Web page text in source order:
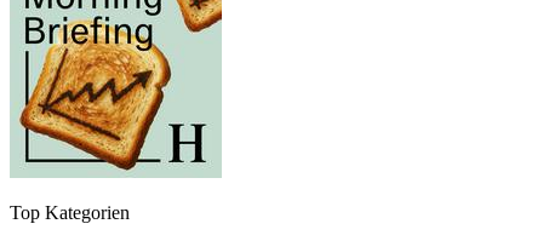
Top Kategorien